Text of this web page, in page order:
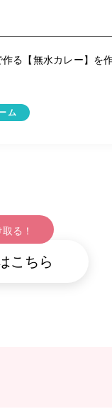
る【無水カレー】を
ム
る！
こちら